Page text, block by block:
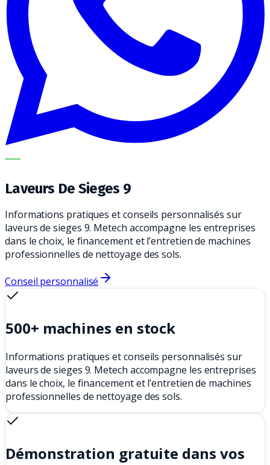
METECH
Laveurs De Sieges 9
Informations pratiques et conseils personnalisés sur
laveurs de sieges 9. Metech accompagne les entreprises
dans le choix, le financement et l’entretien de machines
professionnelles de nettoyage des sols.
Conseil personnalisé
500+ machines en stock
Informations pratiques et conseils personnalisés sur
laveurs de sieges 9. Metech accompagne les entreprises
dans le choix, le financement et l’entretien de machines
professionnelles de nettoyage des sols.
Démonstration gratuite dans vos